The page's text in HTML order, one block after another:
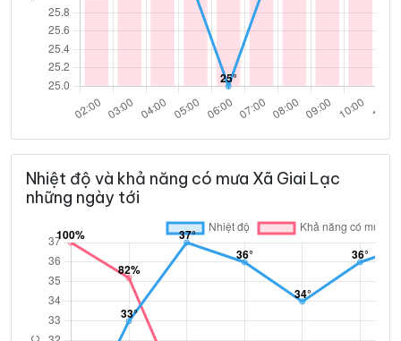
Nhiệt độ và khả năng có mưa Xã Giai Lạc
những ngày tới